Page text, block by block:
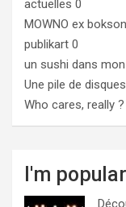
actuelles 0
MOWNO ex bokson
publikart 0
un sushi dans
Une pile de
Who cares, really ?
I'm popular